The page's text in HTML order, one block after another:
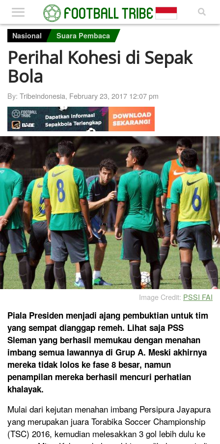
Nasional Suara Pembaca
Perihal Kohesi di Sepak
Bola
By: Tribeindonesia, February 23, 2017 12:07 pm
Image Credit: PSSI FAI
Piala Presiden menjadi ajang pembuktian untuk tim
yang sempat dianggap remeh. Lihat saja PSS
Sleman yang berhasil memukau dengan menahan
imbang semua lawannya di Grup A. Meski akhirnya
mereka tidak lolos ke fase 8 besar, namun
penampilan mereka berhasil mencuri perhatian
khalayak.
Mulai dari kejutan menahan imbang Persipura Jayapura
yang merupakan juara Torabika Soccer Championship
(TSC) 2016, kemudian melesakkan 3 gol lebih dulu ke